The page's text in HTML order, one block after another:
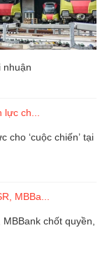
nhuận
cho ‘cuộc chiến’ tại
chốt quyền,